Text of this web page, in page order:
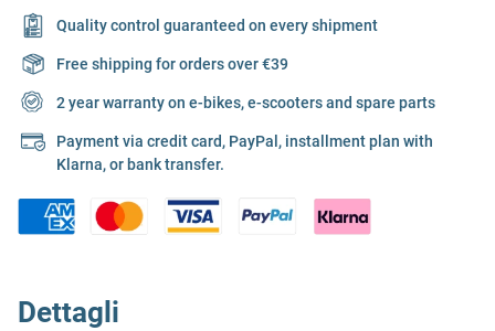
Quality control guaranteed on every shipment
Free shipping for orders over €39
2 year warranty on e-bikes, e-scooters and spare parts
Payment via credit card, PayPal, installment plan with
Klarna, or bank transfer.
Dettagli